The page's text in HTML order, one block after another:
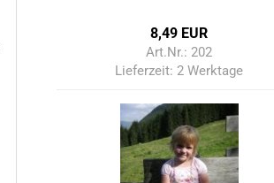
8,49 EUR
Art.Nr.: 202
Lieferzeit:2 Werktage